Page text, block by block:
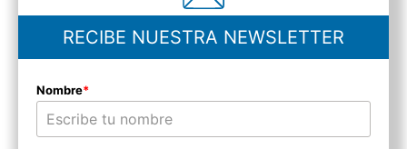
RECIBE NUESTRA NEWSLETTER
Nombre*